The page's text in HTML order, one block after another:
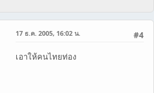
#4
17 ธ.ค. 2005, 16:02 น.
เอาให้คนไทยท่อง